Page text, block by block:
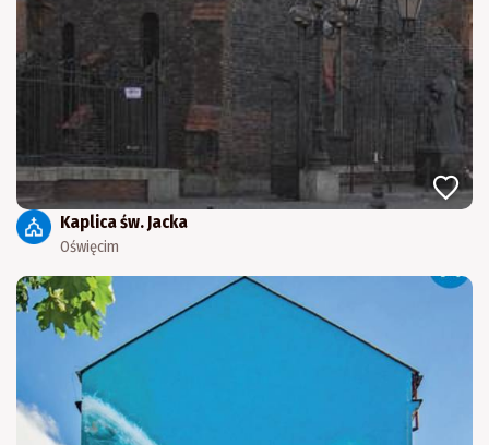
Kaplica św. Jacka
Oświęcim